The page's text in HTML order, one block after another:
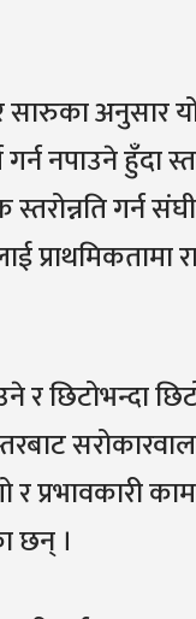
सारुका
नपाउने हुँदा
गर्न
छिटोभन्दा
प्रभावकारी
छन् ।